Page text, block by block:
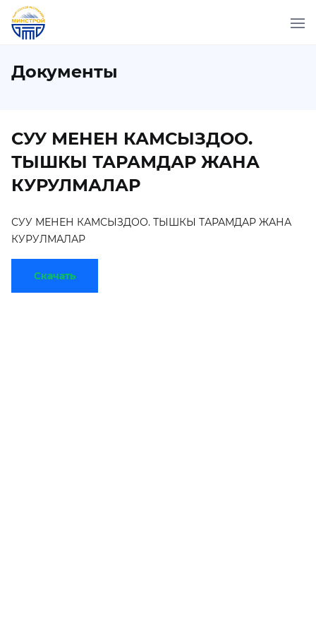
Документы
СУУ МЕНЕН КАМСЫЗДОО.
ТЫШКЫ ТАРАМДАР ЖАНА
КУРУЛМАЛАР
СУУ МЕНЕН КАМСЫЗДОО. ТЫШКЫ ТАРАМДАР ЖАНА
КУРУЛМАЛАР
Скачать